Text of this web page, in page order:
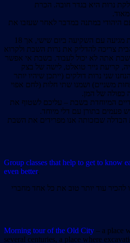
נרות היא בגדר חובה. הכרת
היהודי במתנה במדבר לאחר שעזבו את
על פי המסורת היהודית, השבת מגיעה עם השקיעה ביום שישי, אך 18
צריכה להדליק את נרות השבת ולקרוא
אתה לא יכול לעבוד. בשבת אי אפשר
קריעת נייר טואלט, לישה של בצק
שני נרות דולקים (ייתכן שיהיו יותר
משניים) ושמנו שתי חלות (לחם אפוי
כפולה של המן.
המיוחדת בשבת – עליכם לשטוף את
פעמים בתורן עם דלי מיוחד.
הבדלה שבזכותה אנו מפרידים את השבת
Group classes that help to get to know
even better.
להכיר עוד יותר טוב את כל אחד מחברי
Morning tour of the Old City – a place
several centuries, a place where